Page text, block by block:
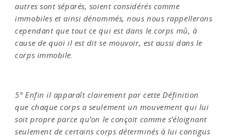
autres sont séparés, soient considérés comme
immobiles et ainsi dénommés, nous nous rappellerons
cependant que tout ce qui est dans le corps mû, à
cause de quoi il est dit se mouvoir, est aussi dans le
corps immobile.
5° Enfin il apparaît clairement par cette Définition
que chaque corps a seulement un mouvement qui lui
soit propre parce qu’on le conçoit comme s’éloignant
seulement de certains corps déterminés à lui contigus